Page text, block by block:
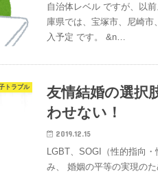
自治体レベル ですが、以
庫県では、宝塚市、尼崎
入予定 です。 &n…
トラブル
友情結婚の選択
わせない！
2019.12.15
LGBT、SOGI（性的指向
み、 婚姻の平等の実現の